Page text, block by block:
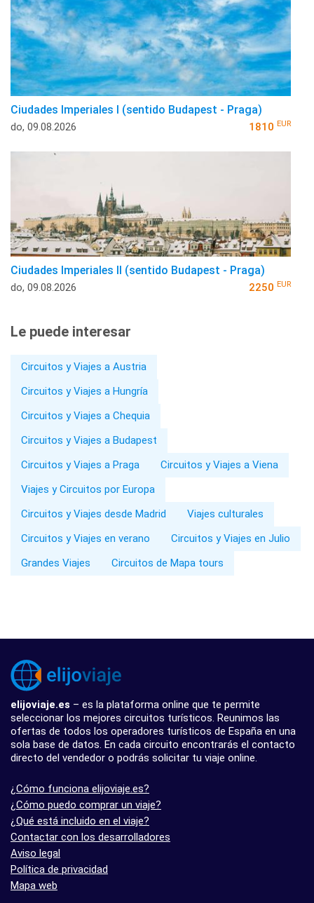
Ciudades Imperiales I (sentido Budapest - Praga)
do, 09.08.2026 1810 EUR
Ciudades Imperiales II (sentido Budapest - Praga)
do, 09.08.2026 2250 EUR
Le puede interesar
Circuitos y Viajes a Austria
Circuitos y Viajes a Hungría
Circuitos y Viajes a Chequia
Circuitos y Viajes a Budapest
Circuitos y Viajes a Praga
Circuitos y Viajes a Viena
Viajes y Circuitos por Europa
Circuitos y Viajes desde Madrid
Viajes culturales
Circuitos y Viajes en verano
Circuitos y Viajes en Julio
Grandes Viajes
Circuitos de Mapa tours
elijoviaje.es – es la plataforma online que te permite
seleccionar los mejores circuitos turísticos. Reunimos las
ofertas de todos los operadores turísticos de España en una
sola base de datos. En cada circuito encontrarás el contacto
directo del vendedor o podrás solicitar tu viaje online.
¿Cómo funciona elijoviaje.es?
¿Cómo puedo comprar un viaje?
¿Qué está incluido en el viaje?
Contactar con los desarrolladores
Aviso legal
Política de privacidad
Mapa web